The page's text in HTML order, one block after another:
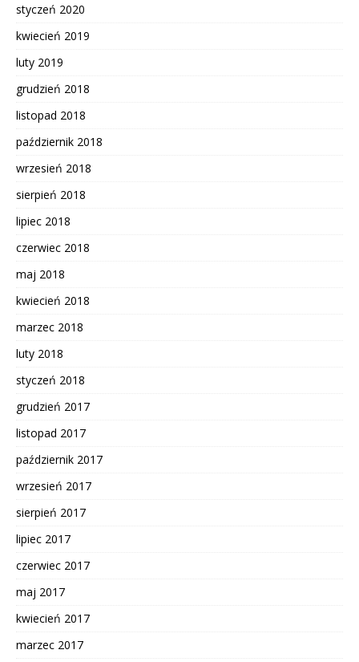
styczeń 2020
kwiecień 2019
luty 2019
grudzień 2018
listopad 2018
październik 2018
wrzesień 2018
sierpień 2018
lipiec 2018
czerwiec 2018
maj 2018
kwiecień 2018
marzec 2018
luty 2018
styczeń 2018
grudzień 2017
listopad 2017
październik 2017
wrzesień 2017
sierpień 2017
lipiec 2017
czerwiec 2017
maj 2017
kwiecień 2017
marzec 2017